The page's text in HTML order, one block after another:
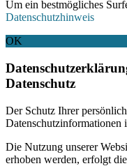
Um ein bestmögliches
Datenschutzhinweis
OK
Datenschutz
Der Schutz Ihrer
Datenschutzinformationen
Die Nutzung unserer
erhoben werden, erfolgt